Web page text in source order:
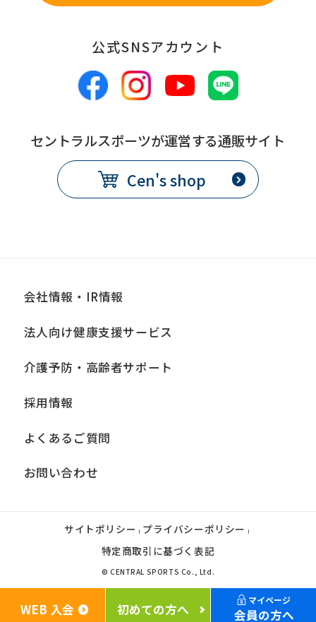
公式SNSアカウント
セントラルスポーツが運営する通販サイト
Cen's shop
会社情報・IR情報
法人向け健康支援サービス
介護予防・高齢者サポート
採用情報
よくあるご質問
お問い合わせ
サイトポリシー | プライバシーポリシー |
特定商取引に基づく表記
© CENTRAL SPORTS Co., Ltd.
WEB 入会 初めての方へ
マイページ
会員の方へ